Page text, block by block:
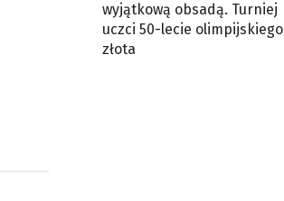
wyjątkową obsadą. Turniej
uczci 50-lecie olimpijskiego
złota